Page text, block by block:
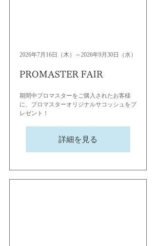
2026年7月16日（木）～2026年9月30日（水）
PROMASTER FAIR
期間中プロマスターをご購入されたお客様
に、プロマスターオリジナルサコッシュをプ
レゼント！
詳細を見る